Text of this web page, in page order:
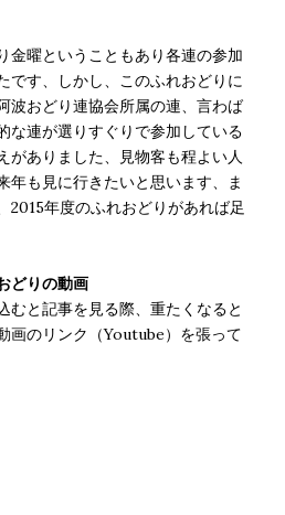
金曜ということもあり各連の参加
です、しかし、このふれおどりに
波おどり連協会所属の連、言わば
な連が選りすぐりで参加している
がありました、見物客も程よい人
年も見に行きたいと思います、ま
2015年度のふれおどりがあれば足
どりの動画
むと記事を見る際、重たくなると
画のリンク（Youtube）を張って